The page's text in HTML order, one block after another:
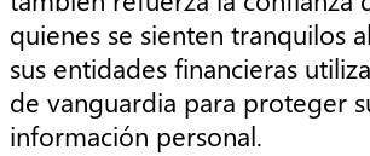
quienes se sienten tranquilos
sus entidades financieras
de vanguardia para proteger
información personal.